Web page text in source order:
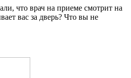
что врач на приеме смотрит на
вас за дверь? Что вы не